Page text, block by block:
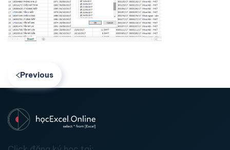
Previous